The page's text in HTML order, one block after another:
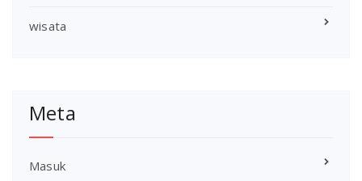
wisata
Meta
Masuk